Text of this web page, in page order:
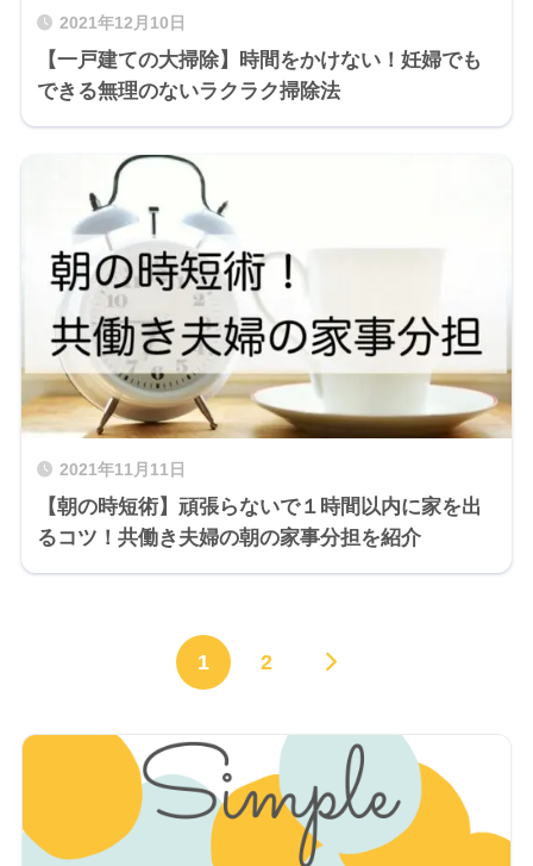
2021年12月10日
【一戸建ての大掃除】時間をかけない！妊婦でも
できる無理のないラクラク掃除法
2021年11月11日
【朝の時短術】頑張らないで１時間以内に家を出
るコツ！共働き夫婦の朝の家事分担を紹介
1 2